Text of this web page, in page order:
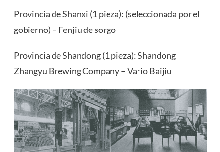
Provincia de Shanxi (1 pieza): (seleccionada por el
gobierno) – Fenjiu de sorgo
Provincia de Shandong (1 pieza): Shandong
Zhangyu Brewing Company – Vario Baijiu